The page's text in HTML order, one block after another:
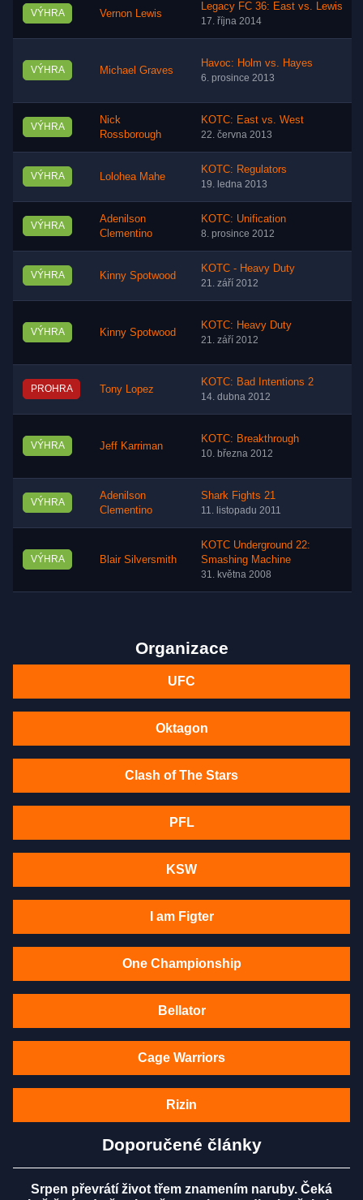
VÝHRA Vernon Lewis
Legacy FC 36: East vs. Lewis
17. října 2014
VÝHRA Michael Graves
Havoc: Holm vs. Hayes
6. prosince 2013
VÝHRA
Nick
Rossborough
KOTC: East vs. West
22. června 2013
VÝHRA Lolohea Mahe
KOTC: Regulators
19. ledna 2013
VÝHRA
Adenilson
Clementino
KOTC: Unification
8. prosince 2012
VÝHRA Kinny Spotwood
KOTC - Heavy Duty
21. září 2012
VÝHRA Kinny Spotwood
KOTC: Heavy Duty
21. září 2012
PROHRA Tony Lopez
KOTC: Bad Intentions 2
14. dubna 2012
VÝHRA Jeff Karriman
KOTC: Breakthrough
10. března 2012
VÝHRA
Adenilson
Clementino
Shark Fights 21
11. listopadu 2011
VÝHRA Blair Silversmith
KOTC Underground 22:
Smashing Machine
31. května 2008
Organizace
UFC
Oktagon
Clash of The Stars
PFL
KSW
I am Figter
One Championship
Bellator
Cage Warriors
Rizin
Doporučené články
Srpen převrátí život třem znamením naruby. Čeká